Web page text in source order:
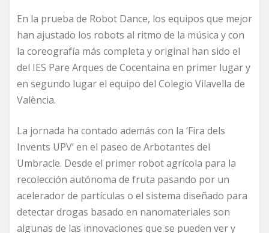
En la prueba de Robot Dance, los equipos que mejor
han ajustado los robots al ritmo de la música y con
la coreografía más completa y original han sido el
del IES Pare Arques de Cocentaina en primer lugar y
en segundo lugar el equipo del Colegio Vilavella de
València.
La jornada ha contado además con la ‘Fira dels
Invents UPV’ en el paseo de Arbotantes del
Umbracle. Desde el primer robot agrícola para la
recolección autónoma de fruta pasando por un
acelerador de partículas o el sistema diseñado para
detectar drogas basado en nanomateriales son
algunas de las innovaciones que se pueden ver y